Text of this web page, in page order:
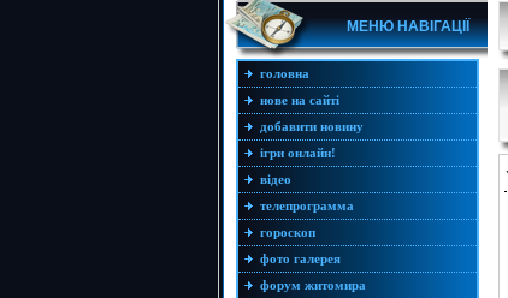
МЕНЮ НАВІГАЦІЇ
головна
нове на сайті
добавити новину
ігри онлайн!
відео
телепрограмма
гороскоп
фото галерея
форум житомира